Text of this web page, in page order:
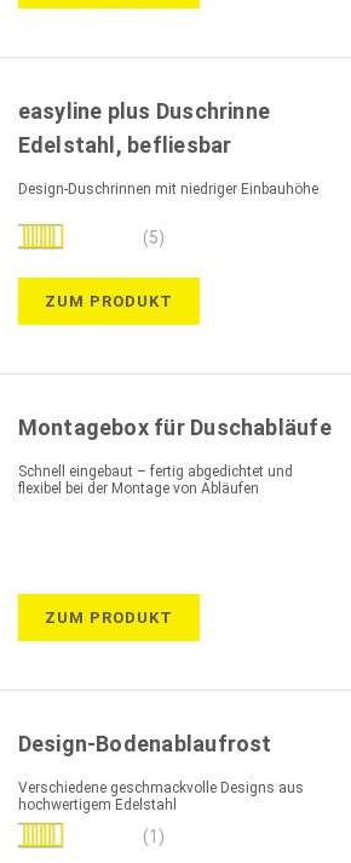
easyline plus Duschrinne
Edelstahl, befliesbar
Design-Duschrinnen mit niedriger Einbauhöhe
Bewertung: (5)
ZUM PRODUKT
Montagebox für Duschabläufe
Schnell eingebaut – fertig abgedichtet und
flexibel bei der Montage von Abläufen
ZUM PRODUKT
Design-Bodenablaufrost
Verschiedene geschmackvolle Designs aus
hochwertigem Edelstahl
Bewertung:
(1)